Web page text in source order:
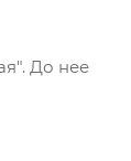
До нее